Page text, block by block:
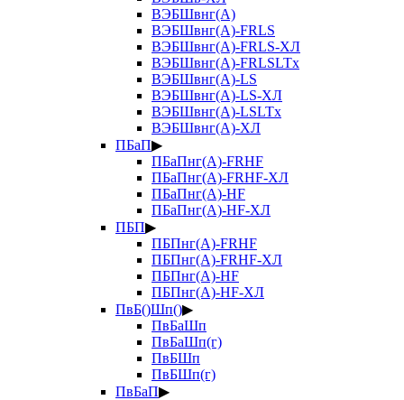
ВЭБШвнг(А)
ВЭБШвнг(А)-FRLS
ВЭБШвнг(А)-FRLS-ХЛ
ВЭБШвнг(А)-FRLSLTx
ВЭБШвнг(А)-LS
ВЭБШвнг(А)-LS-ХЛ
ВЭБШвнг(А)-LSLTx
ВЭБШвнг(А)-ХЛ
ПБаП▶
ПБаПнг(А)-FRHF
ПБаПнг(А)-FRHF-ХЛ
ПБаПнг(А)-HF
ПБаПнг(А)-HF-ХЛ
ПБП▶
ПБПнг(А)-FRHF
ПБПнг(А)-FRHF-ХЛ
ПБПнг(А)-HF
ПБПнг(А)-HF-ХЛ
ПвБ()Шп()▶
ПвБаШп
ПвБаШп(г)
ПвБШп
ПвБШп(г)
ПвБаП▶